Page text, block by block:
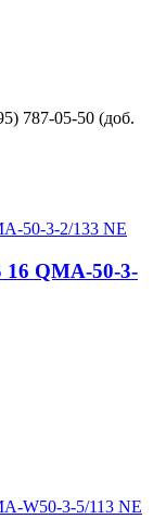
787-05-50 (доб.
16 QMA-50-3-